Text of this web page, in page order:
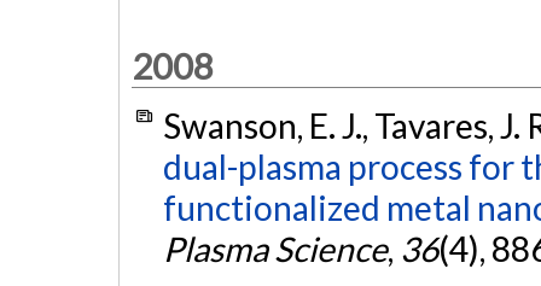
2008
Swanson, E. J., Tavares,
dual-plasma process for
functionalized metal
Plasma Science, 36(4),